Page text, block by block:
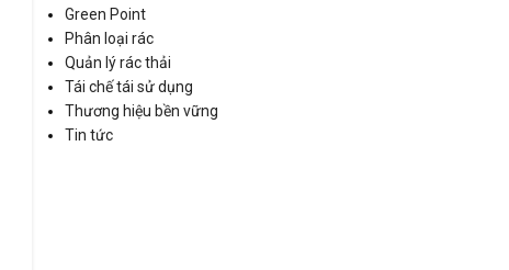
Green Point
Phân loại rác
Quản lý rác thải
Tái chế tái sử dụng
Thương hiệu bền vững
Tin tức